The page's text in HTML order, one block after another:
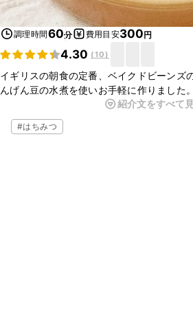
調理時間60分 費用目安300円
4.30 (10)
イギリスの朝食の定番、ベイクドビーンズ
んげん豆の水煮を使いお手軽に作りました
いついクセになるおいしさです。パンや、
しくいただけます。
紹介文をすべて
#はちみつ